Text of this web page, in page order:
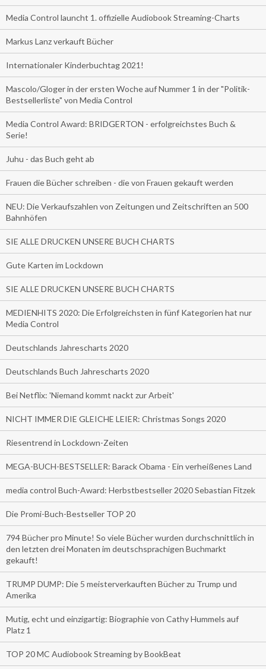
Media Control launcht 1. offizielle Audiobook Streaming-Charts
Markus Lanz verkauft Bücher
Internationaler Kinderbuchtag 2021!
Mascolo/Gloger in der ersten Woche auf Nummer 1 in der "Politik-
Bestsellerliste" von Media Control
Media Control Award: BRIDGERTON - erfolgreichstes Buch &
Serie!
Juhu - das Buch geht ab
Frauen die Bücher schreiben - die von Frauen gekauft werden
NEU: Die Verkaufszahlen von Zeitungen und Zeitschriften an 500
Bahnhöfen
SIE ALLE DRUCKEN UNSERE BUCH CHARTS
Gute Karten im Lockdown
SIE ALLE DRUCKEN UNSERE BUCH CHARTS
MEDIENHITS 2020: Die Erfolgreichsten in fünf Kategorien hat nur
Media Control
Deutschlands Jahrescharts 2020
Deutschlands Buch Jahrescharts 2020
Bei Netflix: 'Niemand kommt nackt zur Arbeit'
NICHT IMMER DIE GLEICHE LEIER: Christmas Songs 2020
Riesentrend in Lockdown-Zeiten
MEGA-BUCH-BESTSELLER: Barack Obama - Ein verheißenes Land
media control Buch-Award: Herbstbestseller 2020 Sebastian Fitzek
Die Promi-Buch-Bestseller TOP 20
794 Bücher pro Minute! So viele Bücher wurden durchschnittlich in
den letzten drei Monaten im deutschsprachigen Buchmarkt
gekauft!
TRUMP DUMP: Die 5 meisterverkauften Bücher zu Trump und
Amerika
Mutig, echt und einzigartig: Biographie von Cathy Hummels auf
Platz 1
TOP 20 MC Audiobook Streaming by BookBeat